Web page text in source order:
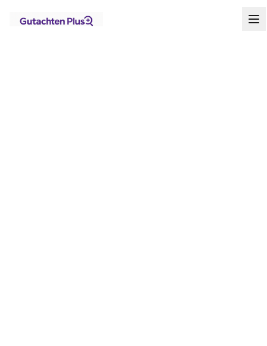
Startseite
Standorte Berlin Hellersdorf